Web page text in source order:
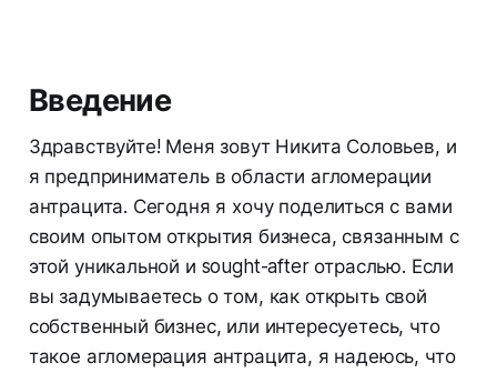
Введение
Здравствуйте! Меня зовут Никита Соловьев, и
я предприниматель в области агломерации
антрацита. Сегодня я хочу поделиться с вами
своим опытом открытия бизнеса, связанным с
этой уникальной и sought-after отраслью. Если
вы задумываетесь о том, как открыть свой
собственный бизнес, или интересуетесь, что
такое агломерация антрацита, я надеюсь, что